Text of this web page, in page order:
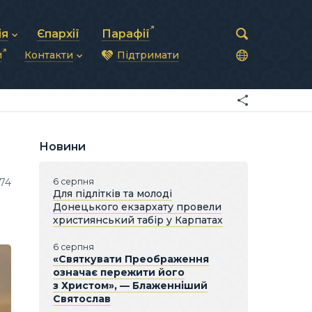
рада
та комунікації
Єпархії Парафії
Контакти
Синоди Єпископів
Патріарша курія
Підтримати
Новини
6 серпня
Для підлітків та молоді
Донецького екзархату провели
християнський табір у Карпатах
6 серпня
«Святкувати Преображення
означає пережити його
з Христом», — Блаженніший
Святослав